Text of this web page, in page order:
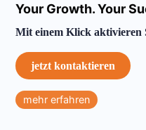
Your Growth. Your
Mit einem Klick aktivieren
jetzt kontaktieren
mehr erfahren